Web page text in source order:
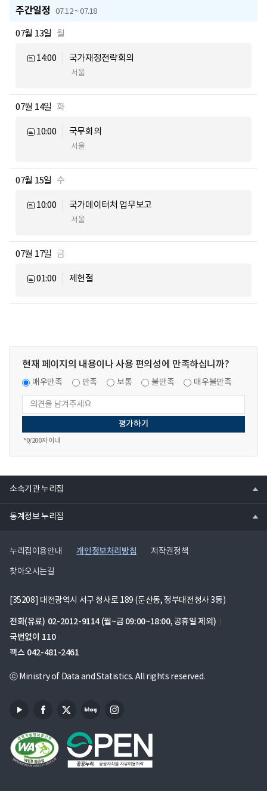
주간일정 07.12 ~ 07.18
07월 13일 월
14:00 국가재정전략회의
서울
07월 14일 화
10:00 국무회의
서울
07월 15일 수
10:00 국가데이터처 업무보고
서울
07월 17일 금
01:00 제헌절
현재 페이지의 내용이나 사용 편의성에 만족하십니까?
매우만족 만족 보통 불만족 매우불만족
*0/200자 이내
누리집이용안내 개인정보처리방침 저작권정책
찾아오시는길
[35208] 대전광역시 서구 청사로 189 (둔산동, 정부대전청사 3동)
전화(유료) 02-2012-9114 (월~금 09:00~18:00, 공휴일 제외)
국번없이 110
팩스 042-481-2461
ⓒ Ministry of Data and Statistics. All rights reserved.
소속기관 누리집
통계정보 누리집